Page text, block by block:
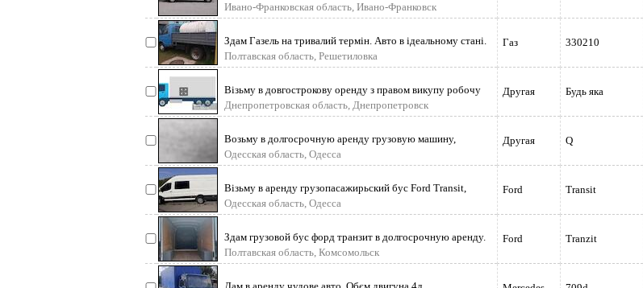
Ивано-Франковская область, Ивано-Франковск
Здам Газель на тривалий термін. Авто в ідеальному стані.
Простий мотор 402. Об
Полтавская область, Решетиловка
Газ 330210
Візьму в довгострокову оренду з правом викупу робочу
п`ятитонну тентовану вантаж
Днепропетровская область, Днепропетровск
Другая Будь яка
Возьму в долгосрочную аренду грузовую машину,
грузоподъёмностью 5 т. , возможно
Одесская область, Одесса
Другая Q
Візьму в аренду грузопасажирьский бус Ford Transit,
Mercedes Sprinter aбо інші г
Одесская область, Одесса
Ford Transit
Здам грузовой бус форд транзит в долгосрочную аренду.
Месяц 30 000 грн
Полтавская область, Комсомольск
Ford Tranzit